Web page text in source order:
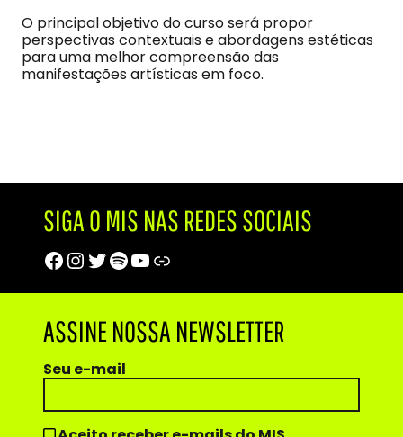
O principal objetivo do curso será propor
perspectivas contextuais e abordagens estéticas
para uma melhor compreensão das
manifestações artísticas em foco.
SIGA O MIS NAS REDES SOCIAIS
Facebook
Instagram
Twitter
Spotify
Youtube
Trip Advisor
ASSINE NOSSA NEWSLETTER
Seu e-mail